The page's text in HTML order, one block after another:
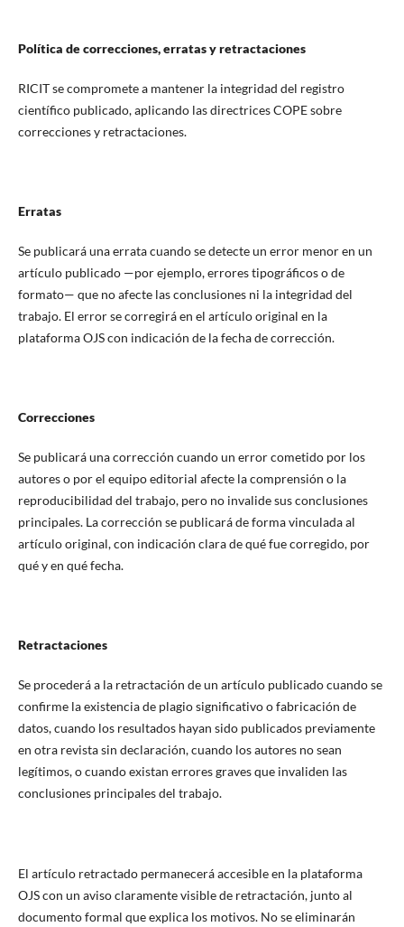
Política de correcciones, erratas y retractaciones
RICIT se compromete a mantener la integridad del registro
científico publicado, aplicando las directrices COPE sobre
correcciones y retractaciones.
Erratas
Se publicará una errata cuando se detecte un error menor en un
artículo publicado —por ejemplo, errores tipográficos o de
formato— que no afecte las conclusiones ni la integridad del
trabajo. El error se corregirá en el artículo original en la
plataforma OJS con indicación de la fecha de corrección.
Correcciones
Se publicará una corrección cuando un error cometido por los
autores o por el equipo editorial afecte la comprensión o la
reproducibilidad del trabajo, pero no invalide sus conclusiones
principales. La corrección se publicará de forma vinculada al
artículo original, con indicación clara de qué fue corregido, por
qué y en qué fecha.
Retractaciones
Se procederá a la retractación de un artículo publicado cuando se
confirme la existencia de plagio significativo o fabricación de
datos, cuando los resultados hayan sido publicados previamente
en otra revista sin declaración, cuando los autores no sean
legítimos, o cuando existan errores graves que invaliden las
conclusiones principales del trabajo.
El artículo retractado permanecerá accesible en la plataforma
OJS con un aviso claramente visible de retractación, junto al
documento formal que explica los motivos. No se eliminarán